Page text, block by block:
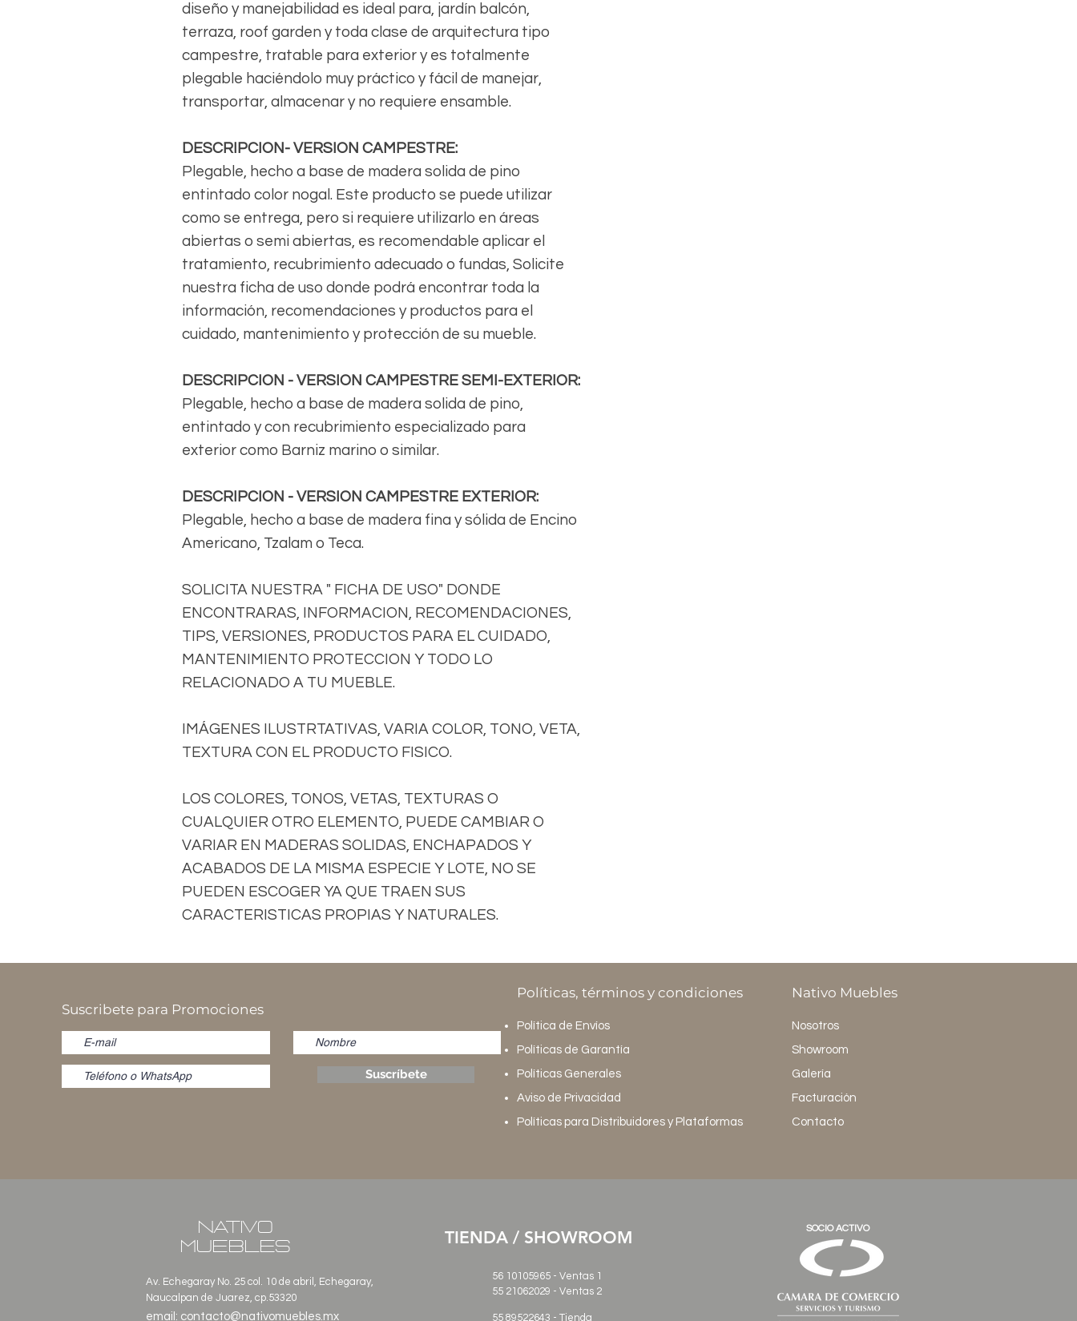
diseño y manejabilidad es ideal para, jardín balcón,
terraza, roof garden y toda clase de arquitectura tipo
campestre, tratable para exterior y es totalmente
plegable haciéndolo muy práctico y fácil de manejar,
transportar, almacenar y no requiere ensamble.
DESCRIPCION- VERSION CAMPESTRE:
Plegable, hecho a base de madera solida de pino
entintado color nogal. Este producto se puede utilizar
como se entrega, pero si requiere utilizarlo en áreas
abiertas o semi abiertas, es recomendable aplicar el
tratamiento, recubrimiento adecuado o fundas, Solicite
nuestra ficha de uso donde podrá encontrar toda la
información, recomendaciones y productos para el
cuidado, mantenimiento y protección de su mueble.
DESCRIPCION - VERSION CAMPESTRE SEMI-EXTERIOR:
Plegable, hecho a base de madera solida de pino,
entintado y con recubrimiento especializado para
exterior como Barniz marino o similar.
DESCRIPCION - VERSION CAMPESTRE EXTERIOR:
Plegable, hecho a base de madera fina y sólida de Encino
Americano, Tzalam o Teca.
SOLICITA NUESTRA " FICHA DE USO" DONDE
ENCONTRARAS, INFORMACION, RECOMENDACIONES,
TIPS, VERSIONES, PRODUCTOS PARA EL CUIDADO,
MANTENIMIENTO PROTECCION Y TODO LO
RELACIONADO A TU MUEBLE.
IMÁGENES ILUSTRTATIVAS, VARIA COLOR, TONO, VETA,
TEXTURA CON EL PRODUCTO FISICO.
LOS COLORES, TONOS, VETAS, TEXTURAS O
CUALQUIER OTRO ELEMENTO, PUEDE CAMBIAR O
VARIAR EN MADERAS SOLIDAS, ENCHAPADOS Y
ACABADOS DE LA MISMA ESPECIE Y LOTE, NO SE
PUEDEN ESCOGER YA QUE TRAEN SUS
CARACTERISTICAS PROPIAS Y NATURALES.
Suscribete para Promociones
Suscríbete
Políticas, términos y condiciones Nativo Muebles
Nosotros
Showroom
Galería
Facturación
Contacto
Política de Envíos
Políticas de Garantía
Políticas Generales
Aviso de Privacidad
Políticas para Distribuidores y Plataformas
NATIVO
MUEBLES
Av. Echegaray No. 25 col. 10 de abril, Echegaray,
Naucalpan de Juarez, cp.53320
email: contacto@nativomuebles.mx
TIENDA / SHOWROOM
56 10105965 - Ventas 1
55 21062029 - Ventas 2
55 89522643 - Tienda
SOCIO ACTIVO